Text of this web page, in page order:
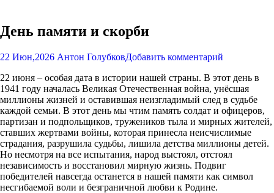
День памяти и скорби
22 Июн,2026 Антон ГолубковДобавить комментарий
22 июня – особая дата в истории нашей страны. В этот день в
1941 году началась Великая Отечественная война, унёсшая
миллионы жизней и оставившая неизгладимый след в судьбе
каждой семьи. В этот день мы чтим память солдат и офицеров,
партизан и подпольщиков, тружеников тыла и мирных жителей,
ставших жертвами войны, которая принесла неисчислимые
страдания, разрушила судьбы, лишила детства миллионы детей.
Но несмотря на все испытания, народ выстоял, отстоял
независимость и восстановил мирную жизнь. Подвиг
победителей навсегда останется в нашей памяти как символ
несгибаемой воли и безграничной любви к Родине.